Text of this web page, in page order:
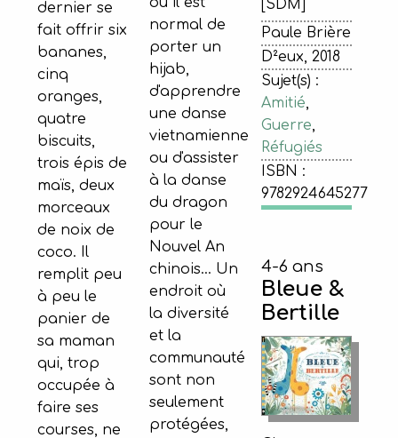
[SDM]
Paule Brière
D²eux, 2018
Sujet(s) :
Amitié,
Guerre,
Réfugiés
ISBN :
9782924645277
dernier se
fait offrir six
bananes,
cinq
oranges,
quatre
biscuits,
trois épis de
maïs, deux
morceaux
de noix de
coco. Il
remplit peu
à peu le
panier de
sa maman
qui, trop
occupée à
faire ses
courses, ne
normal de
porter un
hijab,
d'apprendre
une danse
vietnamienne
ou d'assister
à la danse
du dragon
pour le
Nouvel An
chinois… Un
endroit où
la diversité
et la
communauté
sont non
seulement
protégées,
4-6 ans
Bleue &
Bertille